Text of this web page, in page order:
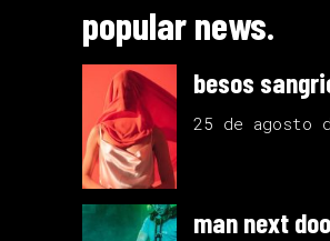
popular news.
besos
25 de agosto
man next